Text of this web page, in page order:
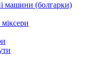
машини (болгарки)